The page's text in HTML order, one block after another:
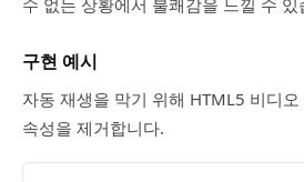
수 없는 상황에서 불쾌감을 느낄 수 있
구현 예시
자동 재생을 막기 위해 HTML5 비디오
속성을 제거합니다.